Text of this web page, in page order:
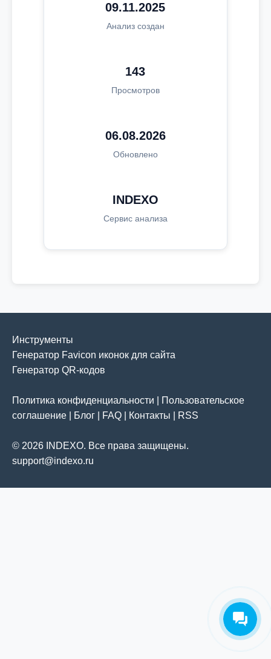
09.11.2025
Анализ создан
143
Просмотров
06.08.2026
Обновлено
INDEXO
Сервис анализа
Инструменты
Генератор Favicon иконок для сайта
Генератор QR-кодов
Политика конфиденциальности
Пользовательское
соглашение
Блог FAQ Контакты RSS
© 2026 INDEXO. Все права защищены.
support@indexo.ru